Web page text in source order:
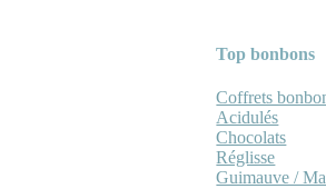
Top bonbons
Coffrets
Acidulés
Chocolats
Réglisse
Guimauve /